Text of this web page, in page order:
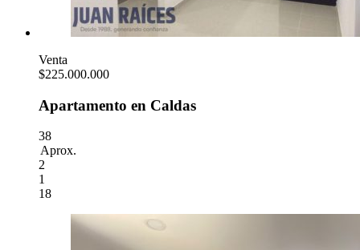
Venta
$225.000.000
Apartamento en Caldas
38
Aprox.
2
1
18